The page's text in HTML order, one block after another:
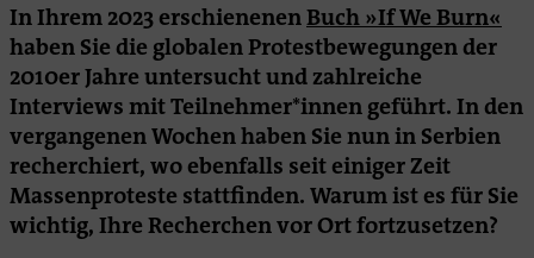
In Ihrem 2023 erschienenenBuch »If We Burn«
haben Sie die globalen Protestbewegungen der
2010er Jahre untersucht und zahlreiche
Interviews mit Teilnehmer*innen geführt. In den
vergangenen Wochen haben Sie nun in Serbien
recherchiert, wo ebenfalls seit einiger Zeit
Massenproteste stattfinden. Warum ist es für Sie
wichtig, Ihre Recherchen vor Ort fortzusetzen?